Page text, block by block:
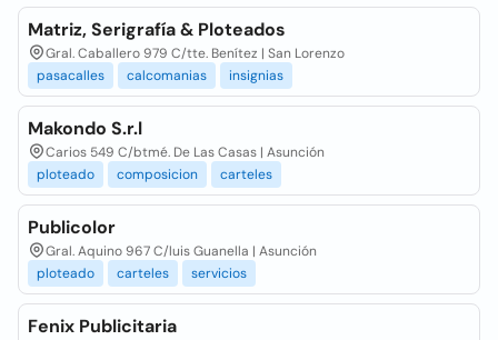
Matriz, Serigrafía & Ploteados
Gral. Caballero 979 C/tte. Benítez | San Lorenzo
pasacalles
calcomanias insignias
Makondo S.r.l
Carios 549 C/btmé. De Las Casas | Asunción
ploteado
composicion carteles
Publicolor
Gral. Aquino 967 C/luis Guanella | Asunción
ploteado
carteles servicios
Fenix Publicitaria